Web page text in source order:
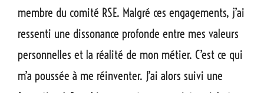
membre du comité RSE. Malgré ces engagements, j’ai
ressenti une dissonance profonde entre mes valeurs
personnelles et la réalité de mon métier. C’est ce qui
m’a poussée à me réinventer. J’ai alors suivi une